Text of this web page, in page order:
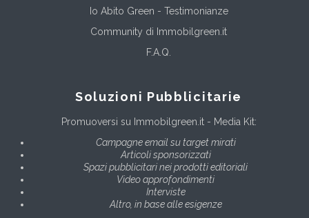
Io Abito Green - Testimonianze
Community di Immobilgreen.it
F.A.Q.
Soluzioni Pubblicitarie
Promuoversi su Immobilgreen.it - Media Kit:
Campagne email su target mirati
Articoli sponsorizzati
Spazi pubblicitari nei prodotti editoriali
Video approfondimenti
Interviste
Altro, in base alle esigenze